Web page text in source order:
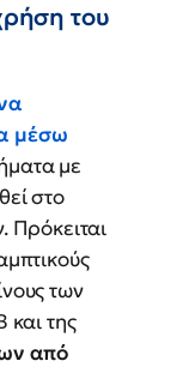
του
μέσω
με
στο
Πρόκειται
των
της
από